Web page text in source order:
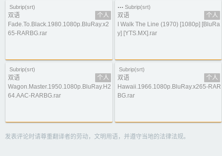
Subrip(srt)
双语
个人
Fade.To.Black.1980.1080p.BluRay.x2
65-RARBG.rar
... Subrip(srt)
双语
个人
I Walk The Line (1970) [1080p] [BluRa
y] [YTS.MX].rar
Subrip(srt)
双语
个人
Wagon.Master.1950.1080p.BluRay.H2
64.AAC-RARBG.rar
Subrip(srt)
双语
个人
Hawaii.1966.1080p.BluRay.x265-RAR
BG.rar
发表评论时请尊重翻译者的劳动，文明用语，并遵守当地的法律法规。